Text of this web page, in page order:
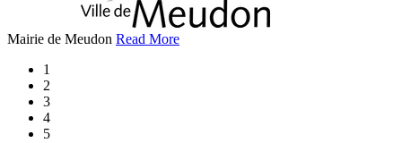
Mairie de Meudon Read More
1
2
3
4
5